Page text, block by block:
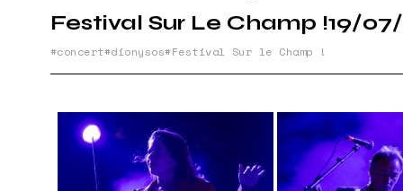
SPORT
Festival Sur Le Champ !19/
concert dionysos Festival Sur le Champ !